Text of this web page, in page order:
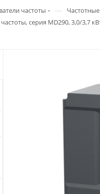
частоты —
серия MD290, 3,0/3,7